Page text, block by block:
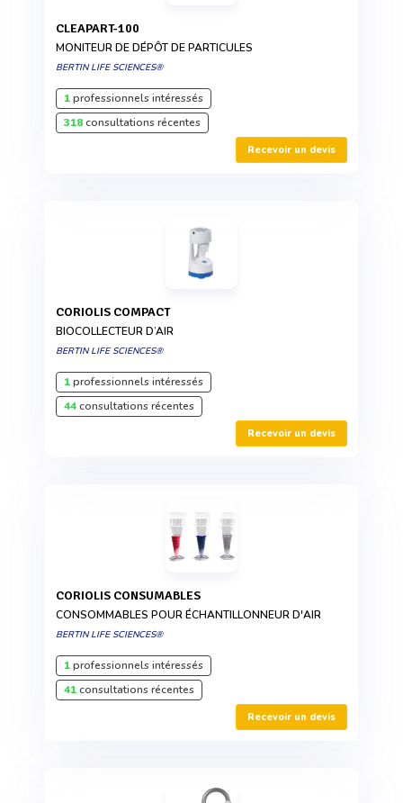
CLEAPART-100
MONITEUR DE DÉPÔT DE PARTICULES
BERTIN LIFE SCIENCES®
1professionnels intéressés
318consultations récentes
Recevoir un devis
CORIOLIS COMPACT
BIOCOLLECTEUR D’AIR
BERTIN LIFE SCIENCES®
1professionnels intéressés
44consultations récentes
Recevoir un devis
CORIOLIS CONSUMABLES
CONSOMMABLES POUR ÉCHANTILLONNEUR D'AIR
BERTIN LIFE SCIENCES®
1professionnels intéressés
41consultations récentes
Recevoir un devis